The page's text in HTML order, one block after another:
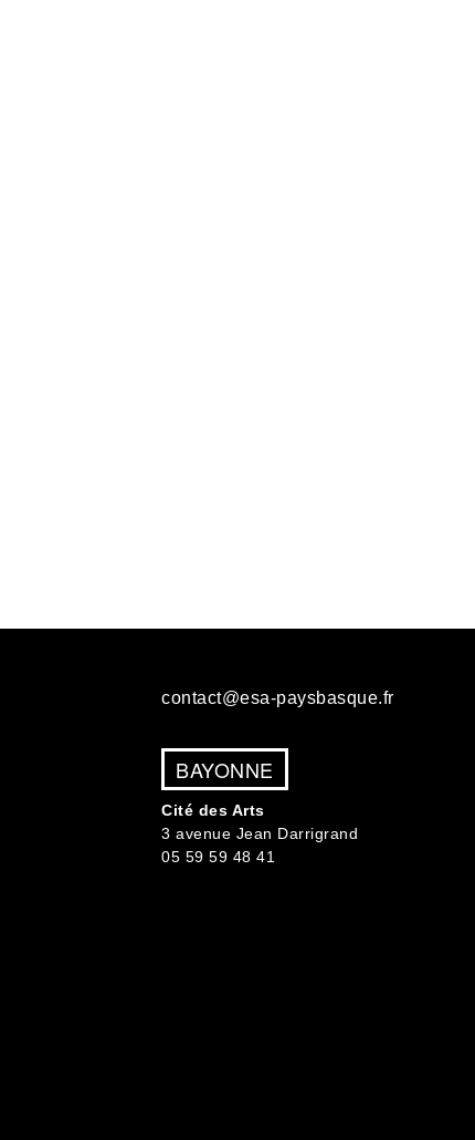
contact@esa-paysbasque.fr
BAYONNE
Cité des Arts
3 avenue Jean Darrigrand
05 59 59 48 41